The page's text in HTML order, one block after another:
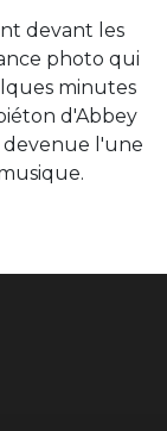
devant les
photo qui
minutes
d'Abbey
devenue l'une